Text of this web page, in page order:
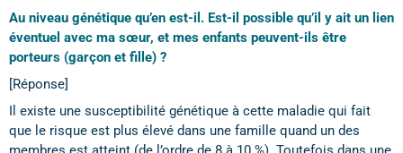
Au niveau génétique qu’en est-il. Est-il possible qu’il y ait un lien
éventuel avec ma sœur, et mes enfants peuvent-ils être
porteurs (garçon et fille) ?
[Réponse]
Il existe une susceptibilité génétique à cette maladie qui fait
que le risque est plus élevé dans une famille quand un des